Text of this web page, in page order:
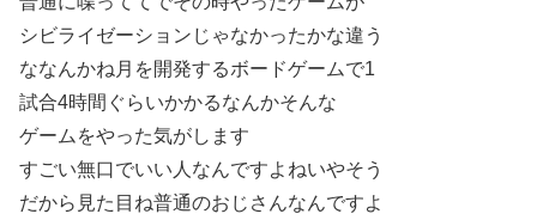
シビライゼーションじゃなかったかな違う
ななんかね月を開発するボードゲームで1
試合4時間ぐらいかかるなんかそんな
ゲームをやった気がします
すごい無口でいい人なんですよねいやそう
だから見た目ね普通のおじさんなんですよ